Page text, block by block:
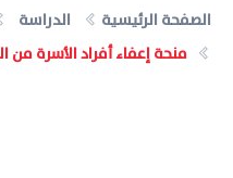
الصفحة الرئيسية الدراسة
منحة إعفاء أفراد الأسرة من